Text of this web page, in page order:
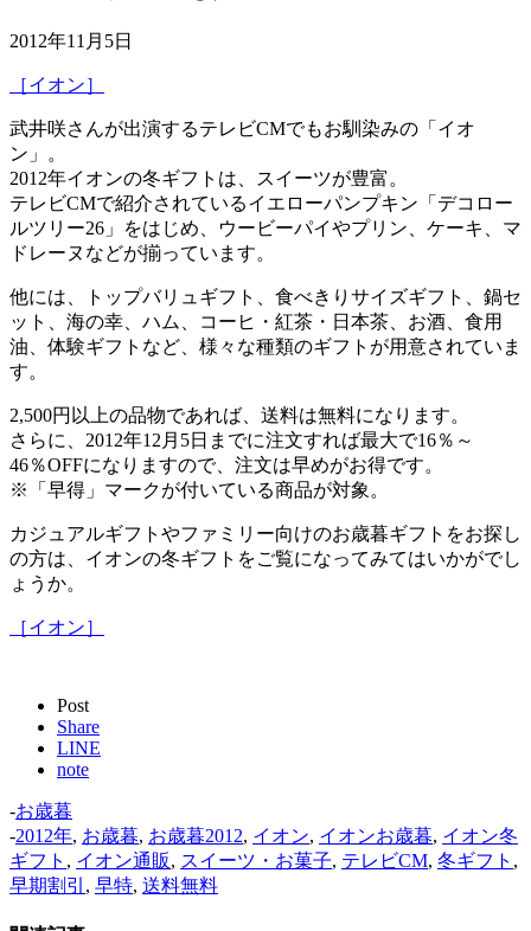
2012年11月5日
［イオン］
武井咲さんが出演するテレビCMでもお馴染みの「イオ
ン」。
2012年イオンの冬ギフトは、スイーツが豊富。
テレビCMで紹介されているイエローパンプキン「デコロー
ルツリー26」をはじめ、ウービーパイやプリン、ケーキ、マ
ドレーヌなどが揃っています。
他には、トップバリュギフト、食べきりサイズギフト、鍋セ
ット、海の幸、ハム、コーヒ・紅茶・日本茶、お酒、食用
油、体験ギフトなど、様々な種類のギフトが用意されていま
す。
2,500円以上の品物であれば、送料は無料になります。
さらに、2012年12月5日までに注文すれば最大で16％～
46％OFFになりますので、注文は早めがお得です。
※「早得」マークが付いている商品が対象。
カジュアルギフトやファミリー向けのお歳暮ギフトをお探し
の方は、イオンの冬ギフトをご覧になってみてはいかがでし
ょうか。
［イオン］
Post
Share
LINE
note
-お歳暮
-2012年, お歳暮, お歳暮2012, イオン, イオンお歳暮, イオン冬
ギフト , イオン通販, スイーツ・お菓子, テレビCM, 冬ギフト ,
早期割引 , 早特, 送料無料